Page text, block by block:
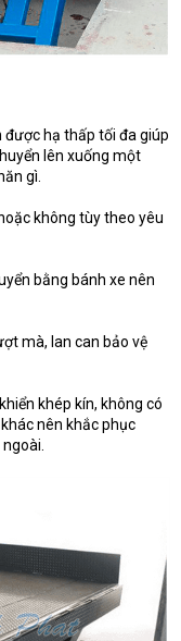
được hạ thấp tối đa giúp
lên xuống một
gì.
không tùy theo yêu
bằng bánh xe nên
mà, lan can bảo vệ
khép kín, không có
nên khắc phục